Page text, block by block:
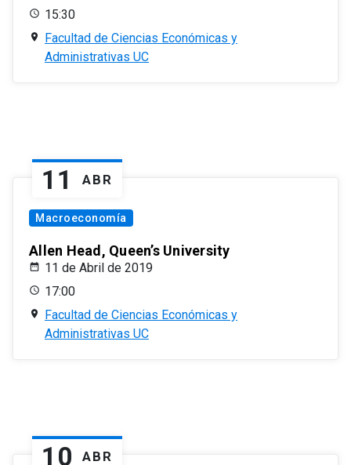
15:30
Facultad de Ciencias Económicas y
Administrativas UC
11 ABR
Macroeconomía
Allen Head, Queen’s University
11 de Abril de 2019
17:00
Facultad de Ciencias Económicas y
Administrativas UC
10 ABR